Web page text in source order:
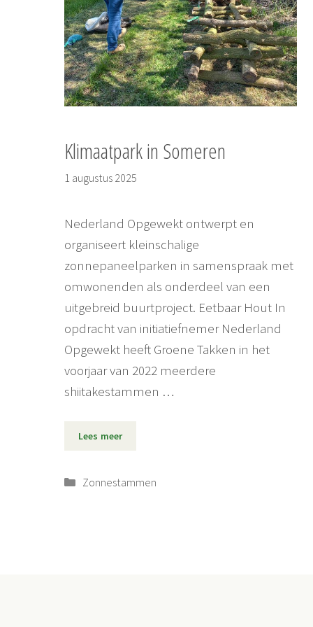
Klimaatpark in Someren
1 augustus 2025
Nederland Opgewekt ontwerpt en
organiseert kleinschalige
zonnepaneelparken in samenspraak met
omwonenden als onderdeel van een
uitgebreid buurtproject. Eetbaar Hout In
opdracht van initiatiefnemer Nederland
Opgewekt heeft Groene Takken in het
voorjaar van 2022 meerdere
shiitakestammen …
Lees meer
Categorieën
Zonnestammen